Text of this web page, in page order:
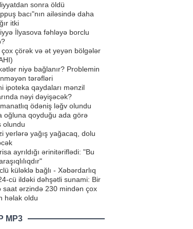
sonra öldü
bacı"nın ailəsində daha
itki
İlyasova fəhləyə borclu
çörək və ət yeyən bölgələr
niyə bağlanır? Problemin
tərəfləri
ipoteka qaydaları mənzil
nəyi dəyişəcək?
ödəniş ləğv olundu
oğluna qoyduğu ada görə
olundu
yerlərə yağış yağacaq, dolu
ayrıldığı ərinitəriflədi: "Bu
küləklə bağlı - Xəbərdarlıq
cü ildəki dəhşətli sunami: Bir
saat ərzində 230 mindən çox
həlak oldu
MP3